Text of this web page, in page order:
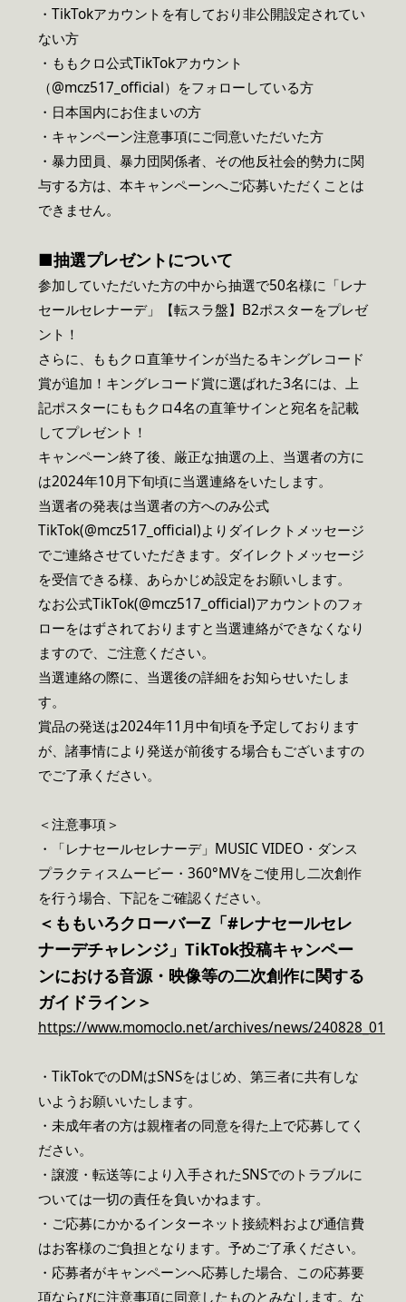
・TikTokアカウントを有しており非公開設定されてい
ない方
・ももクロ公式TikTokアカウント
（@mcz517_official）をフォローしている方
・日本国内にお住まいの方
・キャンペーン注意事項にご同意いただいた方
・暴力団員、暴力団関係者、その他反社会的勢力に関
与する方は、本キャンペーンへご応募いただくことは
できません。
■抽選プレゼントについて
参加していただいた方の中から抽選で50名様に「レナ
セールセレナーデ」【転スラ盤】B2ポスターをプレゼ
ント！
さらに、ももクロ直筆サインが当たるキングレコード
賞が追加！キングレコード賞に選ばれた3名には、上
記ポスターにももクロ4名の直筆サインと宛名を記載
してプレゼント！
キャンペーン終了後、厳正な抽選の上、当選者の方に
は2024年10月下旬頃に当選連絡をいたします。
当選者の発表は当選者の方へのみ公式
TikTok(@mcz517_official)よりダイレクトメッセージ
でご連絡させていただきます。ダイレクトメッセージ
を受信できる様、あらかじめ設定をお願いします。
なお公式TikTok(@mcz517_official)アカウントのフォ
ローをはずされておりますと当選連絡ができなくなり
ますので、ご注意ください。
当選連絡の際に、当選後の詳細をお知らせいたしま
す。
賞品の発送は2024年11月中旬頃を予定しております
が、諸事情により発送が前後する場合もございますの
でご了承ください。
＜注意事項＞
・「レナセールセレナーデ」MUSIC VIDEO・ダンス
プラクティスムービー・360°MVをご使用し二次創作
を行う場合、下記をご確認ください。
＜ももいろクローバーZ「#レナセールセレ
ナーデチャレンジ」TikTok投稿キャンペー
ンにおける音源・映像等の二次創作に関する
ガイドライン＞
https://www.momoclo.net/archives/news/240828_01
・TikTokでのDMはSNSをはじめ、第三者に共有しな
いようお願いいたします。
・未成年者の方は親権者の同意を得た上で応募してく
ださい。
・譲渡・転送等により入手されたSNSでのトラブルに
ついては一切の責任を負いかねます。
・ご応募にかかるインターネット接続料および通信費
はお客様のご負担となります。予めご了承ください。
・応募者がキャンペーンへ応募した場合、この応募要
項ならびに注意事項に同意したものとみなします。な